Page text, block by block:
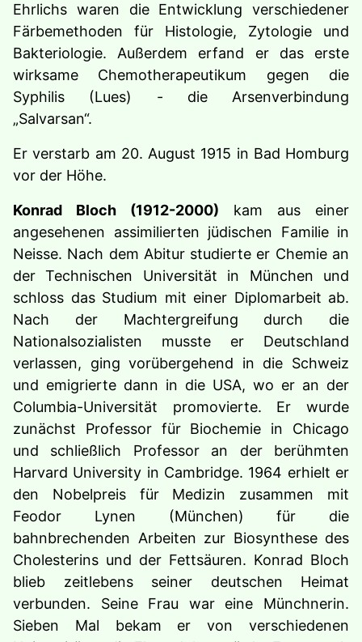
Ehrlichs waren die Entwicklung verschiedener
Färbemethoden für Histologie, Zytologie und
Bakteriologie. Außerdem erfand er das erste
wirk­same Chemotherapeutikum gegen die
Syphilis (Lues) - die Arsenverbindung
„Salvarsan“.
Er verstarb am 20. August 1915 in Bad Homburg
vor der Höhe.
Konrad Bloch (1912-2000) kam aus einer
angesehenen assimilierten jüdischen Familie in
Neisse. Nach dem Abitur stu­dierte er Chemie an
der Technischen Universität in München und
schloss das Studium mit einer Diplomarbeit ab.
Nach der Machtergreifung durch die
Nationalsozialisten musste er Deutschland
verlassen, ging vorübergehend in die Schweiz
und emigrierte dann in die USA, wo er an der
Columbia-Universität promovierte. Er wurde
zunächst Professor für Biochemie in Chicago
und schließlich Professor an der berühmten
Harvard University in Cambridge. 1964 erhielt er
den Nobelpreis für Medizin zusammen mit
Feodor Lynen (München) für die
bahnbrechenden Arbeiten zur Biosynthese des
Cholesterins und der Fettsäuren. Konrad Bloch
blieb zeitlebens seiner deutschen Heimat
verbunden. Seine Frau war eine Münchnerin.
Sieben Mal bekam er von verschiedenen